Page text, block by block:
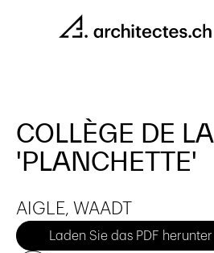
COLLÈGE DE LA
'PLANCHETTE'
AIGLE, WAADT
Laden Sie das PDF herunter